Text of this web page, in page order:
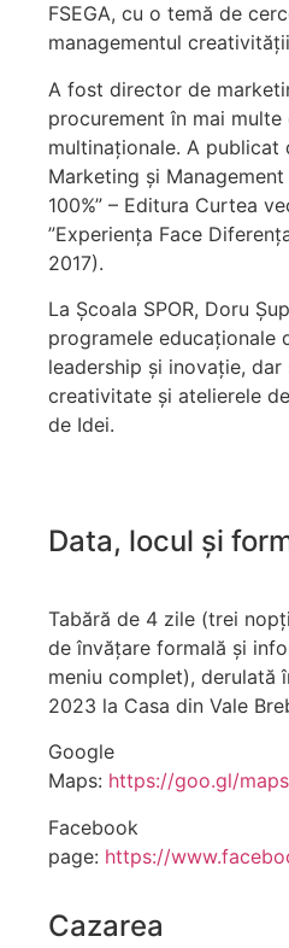
FSEGA, cu o temă de
managementul
A fost director de
procurement în mai
multinaționale. A publicat
Marketing și
100%” – Editura Curtea
”Experiența Face
2017).
La Școala SPOR, Doru
programele educaționale
leadership și inovație,
creativitate și atelierele
de Idei.
Data, locul și
Tabără de 4 zile (trei
de învățare formală și
meniu complet), derulată
2023 la Casa din Vale
Google
Maps: https://goo.gl/
Facebook
page: https://
Cazarea